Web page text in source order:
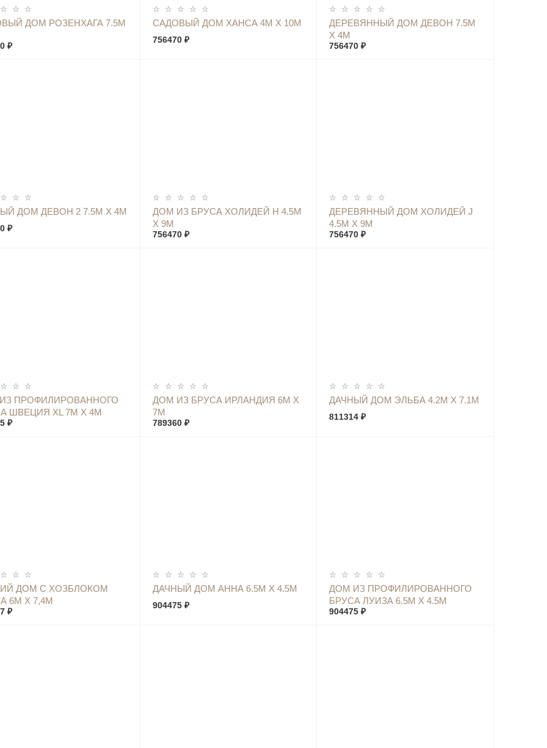
ДОМ РОЗЕНХАГА 7.5М
₽
КУПИТЬ САДОВЫЙ ДОМ ХАНСА 4М Х 10М
756470 ₽
КУПИТЬ
ДЕРЕВЯННЫЙ ДОМ ДЕВОН 7.5М
Х 4М
756470 ₽
КУПИТЬ
ДОМ ДЕВОН 2 7.5М Х 4М
₽
КУПИТЬ
ДОМ ИЗ БРУСА ХОЛИДЕЙ Н 4.5М
Х 9М
756470 ₽
КУПИТЬ
ДЕРЕВЯННЫЙ ДОМ ХОЛИДЕЙ J
4.5М Х 9М
756470 ₽
КУПИТЬ
ПРОФИЛИРОВАННОГО
ШВЕЦИЯ XL 7М Х 4М
₽
КУПИТЬ
ДОМ ИЗ БРУСА ИРЛАНДИЯ 6М Х
7М
789360 ₽
КУПИТЬ ДАЧНЫЙ ДОМ ЭЛЬБА 4.2М Х 7.1М
811314 ₽
КУПИТЬ
ДОМ С ХОЗБЛОКОМ
6М Х 7,4М
₽
КУПИТЬ ДАЧНЫЙ ДОМ АННА 6.5М Х 4.5М
904475 ₽
КУПИТЬ
ДОМ ИЗ ПРОФИЛИРОВАННОГО
БРУСА ЛУИЗА 6.5М Х 4.5М
904475 ₽
КУПИТЬ